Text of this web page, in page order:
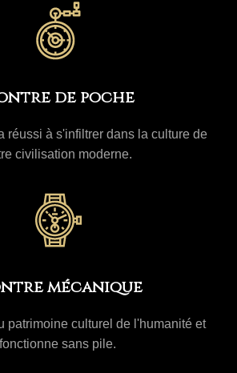
de poche
réussi à s'infiltrer dans la culture de
civilisation moderne.
mécanique
patrimoine culturel de l'humanité et
fonctionne sans pile.